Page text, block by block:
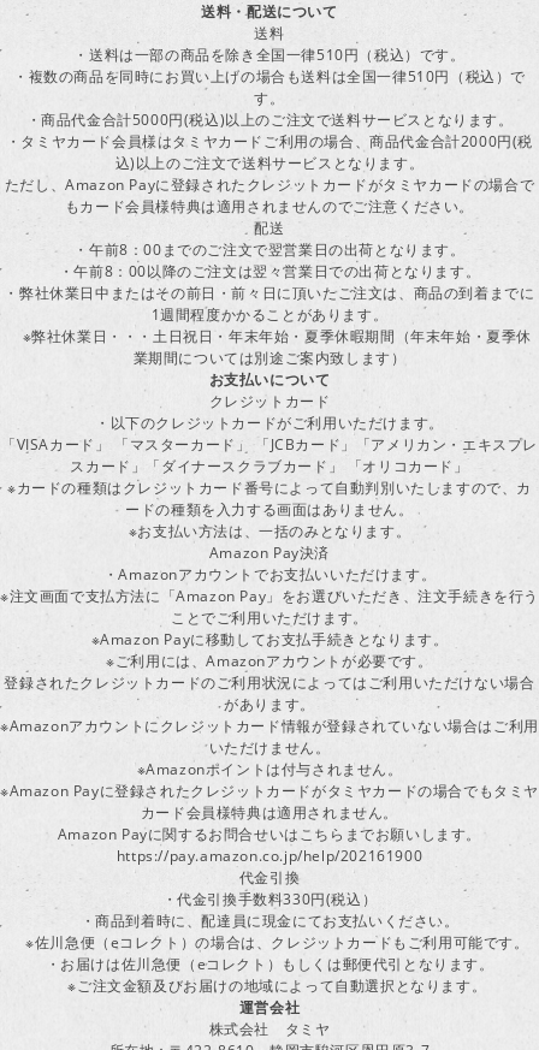
送料・配送について
送料
・送料は一部の商品を除き全国一律510円（税込）です。
・複数の商品を同時にお買い上げの場合も送料は全国一律510円（税込）で
す。
・商品代金合計5000円(税込)以上のご注文で送料サービスとなります。
・タミヤカード会員様はタミヤカードご利用の場合、商品代金合計2000円(税
込)以上のご注文で送料サービスとなります。
ただし、Amazon Payに登録されたクレジットカードがタミヤカードの場合で
もカード会員様特典は適用されませんのでご注意ください。
配送
・午前8：00までのご注文で翌営業日の出荷となります。
・午前8：00以降のご注文は翌々営業日での出荷となります。
・弊社休業日中またはその前日・前々日に頂いたご注文は、商品の到着までに
1週間程度かかることがあります。
※弊社休業日・・・土日祝日・年末年始・夏季休暇期間（年末年始・夏季休
業期間については別途ご案内致します）
お支払いについて
クレジットカード
・以下のクレジットカードがご利用いただけます。
「VISAカード」 「マスターカード」 「JCBカード」「アメリカン・エキスプレ
スカード」「ダイナースクラブカード」 「オリコカード」
※カードの種類はクレジットカード番号によって自動判別いたしますので、カ
ードの種類を入力する画面はありません。
※お支払い方法は、一括のみとなります。
Amazon Pay決済
・Amazonアカウントでお支払いいただけます。
※注文画面で支払方法に「Amazon Pay」をお選びいただき、注文手続きを行う
ことでご利用いただけます。
※Amazon Payに移動してお支払手続きとなります。
※ご利用には、Amazonアカウントが必要です。
登録されたクレジットカードのご利用状況によってはご利用いただけない場合
があります。
※Amazonアカウントにクレジットカード情報が登録されていない場合はご利用
いただけません。
※Amazonポイントは付与されません。
※Amazon Payに登録されたクレジットカードがタミヤカードの場合でもタミヤ
カード会員様特典は適用されません。
Amazon Payに関するお問合せいはこちらまでお願いします。
https://pay.amazon.co.jp/help/202161900
代金引換
・代金引換手数料330円(税込）
・商品到着時に、配達員に現金にてお支払いください。
※佐川急便（eコレクト）の場合は、クレジットカードもご利用可能です。
・お届けは佐川急便（eコレクト）もしくは郵便代引となります。
※ご注文金額及びお届けの地域によって自動選択となります。
運営会社
株式会社 タミヤ